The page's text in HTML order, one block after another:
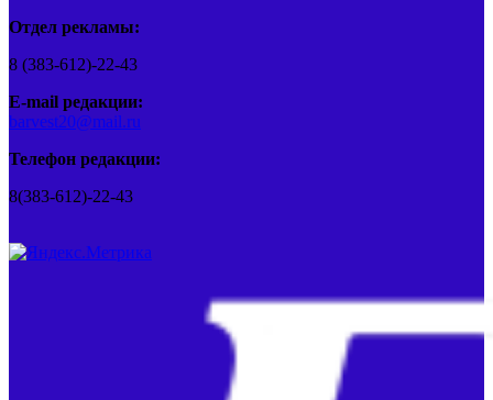
Отдел рекламы:
8 (383-612)-22-43
E-mail редакции:
barvest20@mail.ru
Телефон редакции:
8(383-612)-22-43